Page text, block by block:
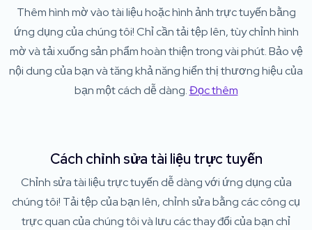
Thêm hình mờ vào tài liệu hoặc hình ảnh trực tuyến bằng
ứng dụng của chúng tôi! Chỉ cần tải tệp lên, tùy chỉnh hình
mờ và tải xuống sản phẩm hoàn thiện trong vài phút. Bảo vệ
nội dung của bạn và tăng khả năng hiển thị thương hiệu của
bạn một cách dễ dàng.Đọc thêm
Cách chỉnh sửa tài liệu trực tuyến
Chỉnh sửa tài liệu trực tuyến dễ dàng với ứng dụng của
chúng tôi! Tải tệp của bạn lên, chỉnh sửa bằng các công cụ
trực quan của chúng tôi và lưu các thay đổi của bạn chỉ